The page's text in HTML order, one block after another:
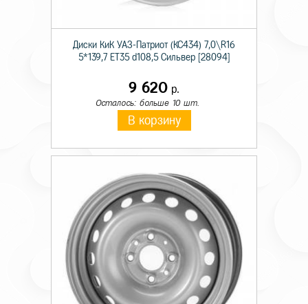
Диски КиК УАЗ-Патриот (КС434) 7,0\R16
5*139,7 ET35 d108,5 Сильвер [28094]
9 620 р.
Осталось: больше 10 шт.
В корзину